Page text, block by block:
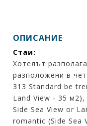
ОПИСАНИЕ
Стаи:
Хотелът
разположени в
313 Standard be
Land View - 35 м2),
Side Sea View or
romantic (Side Sea